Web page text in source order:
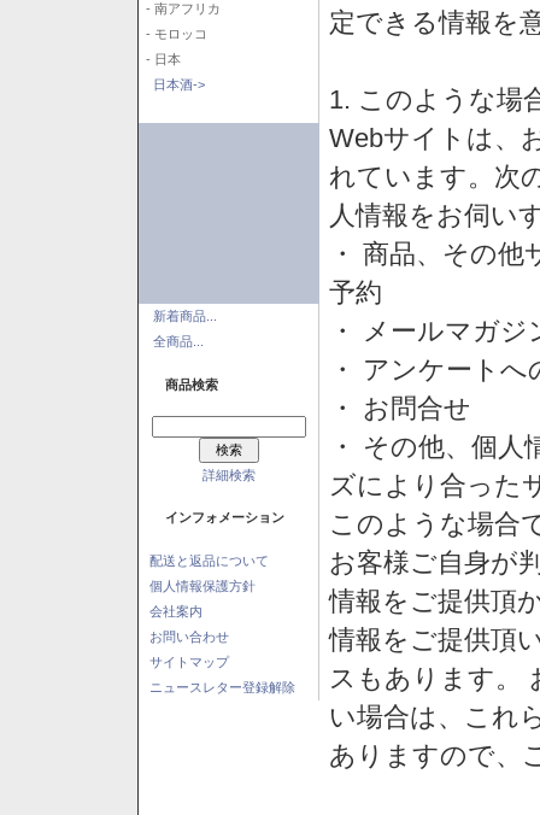
- 南アフリカ
- モロッコ
- 日本
日本酒->
新着商品...
全商品...
商品検索
詳細検索
インフォメーション
配送と返品について
個人情報保護方針
会社案内
お問い合わせ
サイトマップ
ニュースレター登録解除
定できる情報を
1. このような場
Webサイトは、
れています。次
人情報をお伺い
・ 商品、その
予約
・ メールマガ
・ アンケートへ
・ お問合せ
・ その他、個
ズにより合った
このような場合
お客様ご自身が
情報をご提供頂
情報をご提供頂
スもあります。
い場合は、これ
ありますので、